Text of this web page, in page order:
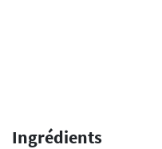
Ingrédients